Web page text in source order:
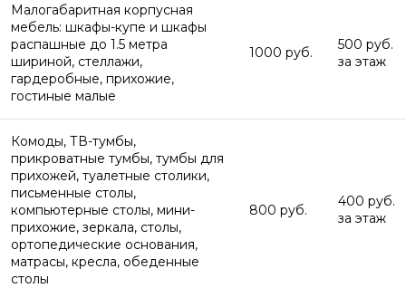
Малогабаритная корпусная
мебель: шкафы-купе и шкафы
распашные до 1.5 метра
шириной, стеллажи,
гардеробные, прихожие,
гостиные малые
1000 руб.
500 руб.
за этаж
Комоды, ТВ-тумбы,
прикроватные тумбы, тумбы для
прихожей, туалетные столики,
письменные столы,
компьютерные столы, мини-
прихожие, зеркала, столы,
ортопедические основания,
матрасы, кресла, обеденные
столы
800 руб.
400 руб.
за этаж